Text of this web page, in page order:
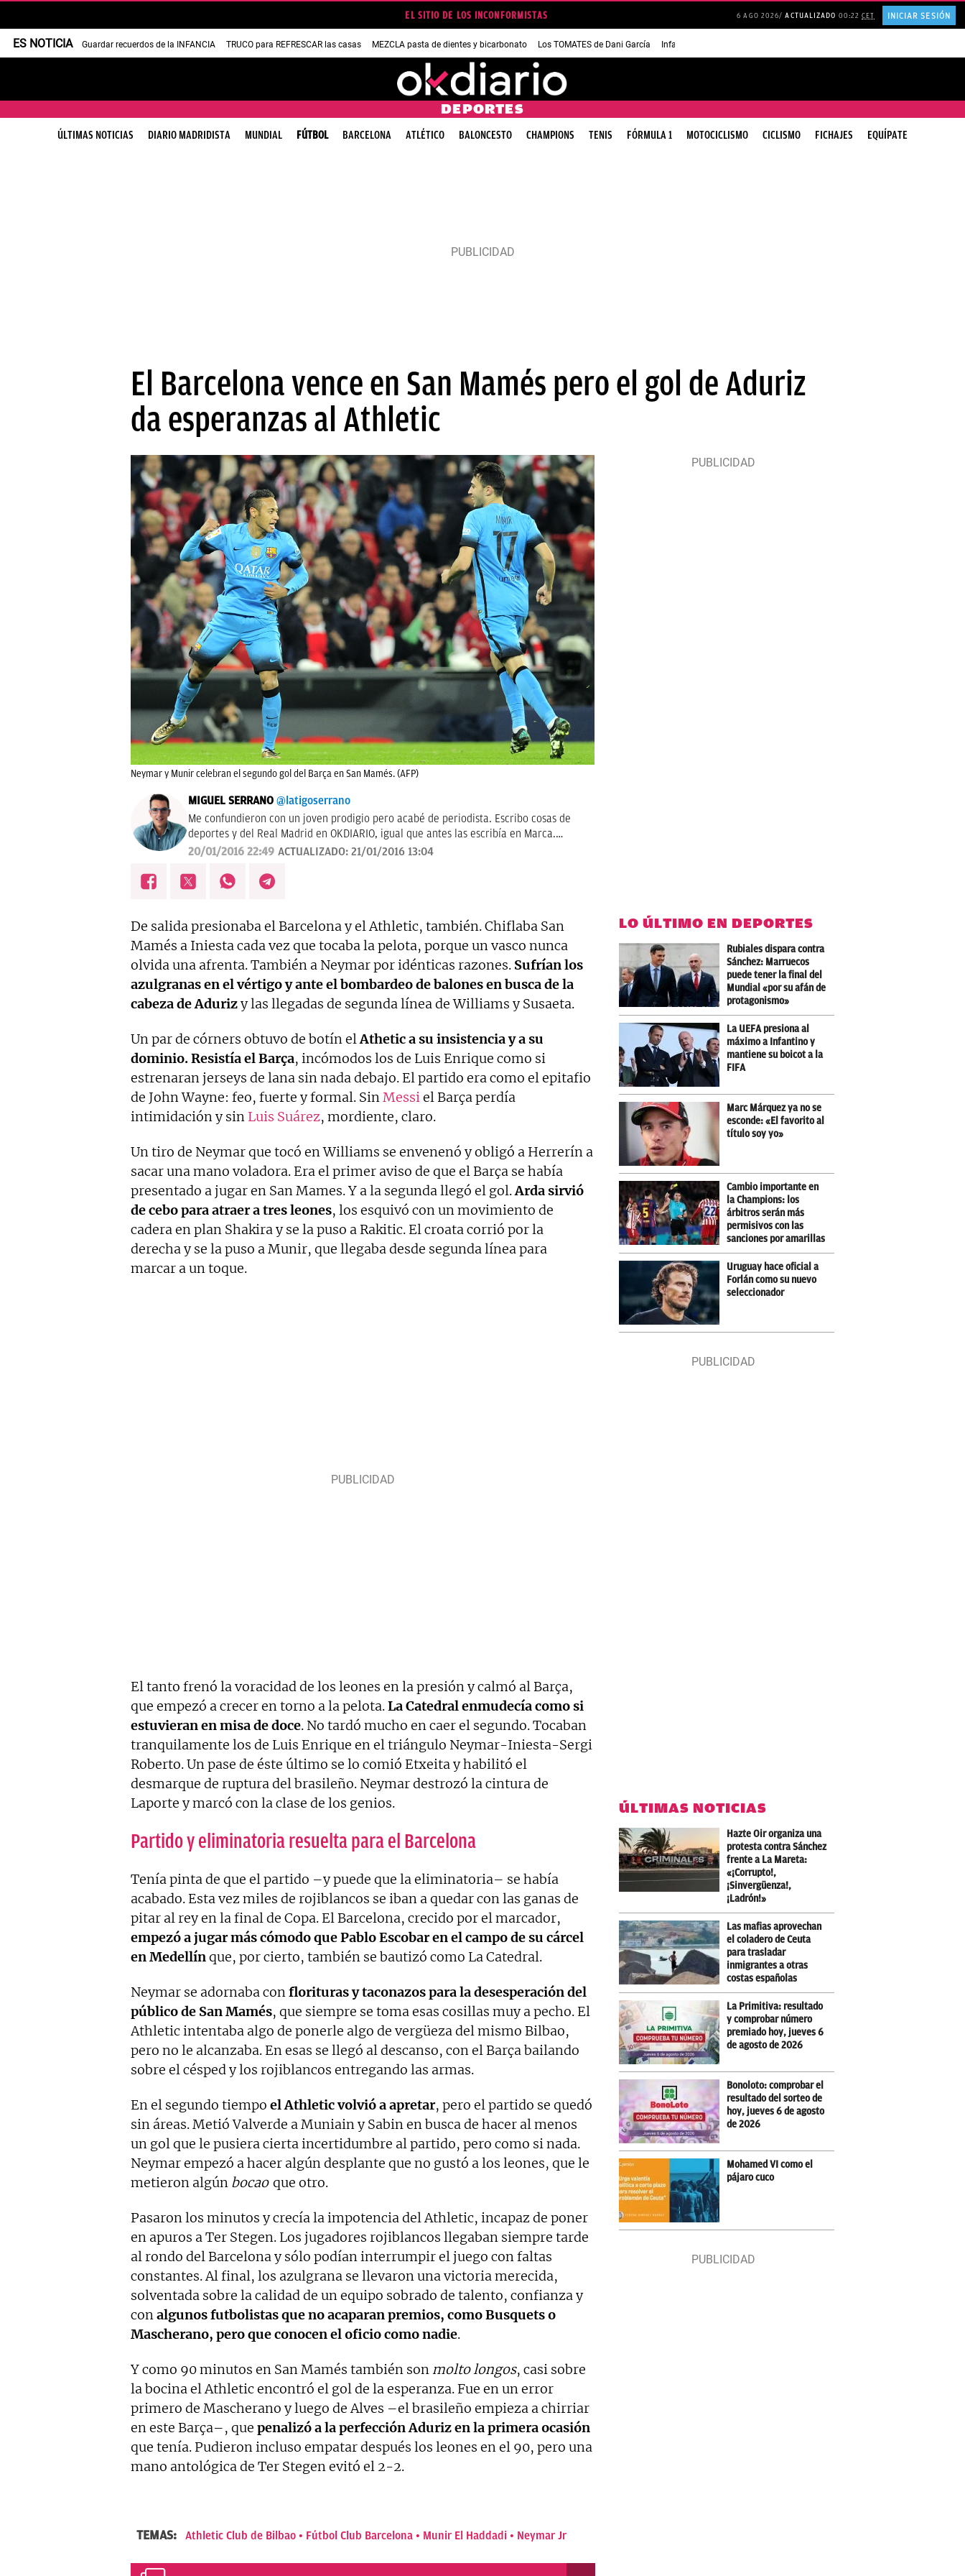
EL SITIO DE LOS INCONFORMISTAS 6 AGO 2026 ACTUALIZADO 00:22CET INICIAR SESIÓN
ES NOTICIA Guardar recuerdos de la INFANCIA TRUCO para REFRESCAR las casas MEZCLA pasta de dientes y bicarbonato Los TOMATES de Dani García Infancia AMANCIO ORTEGA
DEPORTES
ÚLTIMAS NOTICIAS DIARIO MADRIDISTA MUNDIAL FÚTBOL BARCELONA ATLÉTICO BALONCESTO CHAMPIONS TENIS FÓRMULA 1 MOTOCICLISMO CICLISMO FICHAJES EQUÍPATE
El Barcelona vence en San Mamés pero el gol de Aduriz
da esperanzas al Athletic
Neymar y Munir celebran el segundo gol del Barça en San Mamés. (AFP)
MIGUEL SERRANO @latigoserrano
Me confundieron con un joven prodigio pero acabé de periodista. Escribo cosas de
deportes y del Real Madrid en OKDIARIO, igual que antes las escribía en Marca.
También a veces hablo por la radio y casi siempre sin decir palabrotas. Soy bastante
20/01/2016 22:49 ACTUALIZADO: 21/01/2016 13:04
De salida presionaba el Barcelona y el Athletic, también. Chiflaba San
Mamés a Iniesta cada vez que tocaba la pelota, porque un vasco nunca
olvida una afrenta. También a Neymar por idénticas razones. Sufrían los
azulgranas en el vértigo y ante el bombardeo de balones en busca de la
cabeza de Adurizy las llegadas de segunda línea de Williams y Susaeta.
Un par de córners obtuvo de botín elAthetic a su insistencia y a su
dominio. Resistía el Barça, incómodos los de Luis Enrique como si
estrenaran jerseys de lana sin nada debajo. El partido era como el epitafio
de John Wayne: feo, fuerte y formal. SinMessiel Barça perdía
intimidación y sin Luis Suárez, mordiente, claro.
Un tiro de Neymar que tocó en Williams se envenenó y obligó a Herrerín a
sacar una mano voladora. Era el primer aviso de que el Barça se había
presentado a jugar en San Mames. Y a la segunda llegó el gol.Arda sirvió
de cebo para atraer a tres leones, los esquivó con un movimiento de
cadera en plan Shakira y se la puso a Rakitic. El croata corrió por la
derecha y se la puso a Munir, que llegaba desde segunda línea para
marcar a un toque.
El tanto frenó la voracidad de los leones en la presión y calmó al Barça,
que empezó a crecer en torno a la pelota.La Catedral enmudecía como si
estuvieran en misa de doce. No tardó mucho en caer el segundo. Tocaban
tranquilamente los de Luis Enrique en el triángulo Neymar-Iniesta-Sergi
Roberto. Un pase de éste último se lo comió Etxeita y habilitó el
desmarque de ruptura del brasileño. Neymar destrozó la cintura de
Laporte y marcó con la clase de los genios.
Partido y eliminatoria resuelta para el Barcelona
Tenía pinta de que el partido –y puede que la eliminatoria– se había
acabado. Esta vez miles de rojiblancos se iban a quedar con las ganas de
pitar al rey en la final de Copa. El Barcelona, crecido por el marcador,
empezó a jugar más cómodo que Pablo Escobar en el campo de su cárcel
en Medellínque, por cierto, también se bautizó como La Catedral.
Neymar se adornaba conflorituras y taconazos para la desesperación del
público de San Mamés, que siempre se toma esas cosillas muy a pecho. El
Athletic intentaba algo de ponerle algo de vergüeza del mismo Bilbao,
pero no le alcanzaba. En esas se llegó al descanso, con el Barça bailando
sobre el césped y los rojiblancos entregando las armas.
En el segundo tiempo el Athletic volvió a apretar, pero el partido se quedó
sin áreas. Metió Valverde a Muniain y Sabin en busca de hacer al menos
un gol que le pusiera cierta incertidumbre al partido, pero como si nada.
Neymar empezó a hacer algún desplante que no gustó a los leones, que le
metieron algún bocao que otro.
Pasaron los minutos y crecía la impotencia del Athletic, incapaz de poner
en apuros a Ter Stegen. Los jugadores rojiblancos llegaban siempre tarde
al rondo del Barcelona y sólo podían interrumpir el juego con faltas
constantes. Al final, los azulgrana se llevaron una victoria merecida,
solventada sobre la calidad de un equipo sobrado de talento, confianza y
conalgunos futbolistas que no acaparan premios, como Busquets o
Mascherano, pero que conocen el oficio como nadie.
Y como 90 minutos en San Mamés también son molto longos, casi sobre
la bocina el Athletic encontró el gol de la esperanza. Fue en un error
primero de Mascherano y luego de Alves –el brasileño empieza a chirriar
en este Barça–, que penalizó a la perfección Aduriz en la primera ocasión
que tenía. Pudieron incluso empatar después los leones en el 90, pero una
mano antológica de Ter Stegen evitó el 2-2.
TEMAS: Athletic Club de Bilbao Fútbol Club Barcelona Munir El Haddadi Neymar Jr
LO ÚLTIMO EN DEPORTES
Rubiales dispara contra
Sánchez: Marruecos
puede tener la final del
Mundial «por su afán de
protagonismo»
La UEFA presiona al
máximo a Infantino y
mantiene su boicot a la
FIFA
Marc Márquez ya no se
esconde: «El favorito al
título soy yo»
Cambio importante en
la Champions: los
árbitros serán más
permisivos con las
sanciones por amarillas
Uruguay hace oficial a
Forlán como su nuevo
seleccionador
ÚLTIMAS NOTICIAS
Hazte Oir organiza una
protesta contra Sánchez
frente a La Mareta:
«¡Corrupto!,
¡Sinvergüenza!,
¡Ladrón!»
Las mafias aprovechan
el coladero de Ceuta
para trasladar
inmigrantes a otras
costas españolas
La Primitiva: resultado
y comprobar número
premiado hoy, jueves 6
de agosto de 2026
Bonoloto: comprobar el
resultado del sorteo de
hoy, jueves 6 de agosto
de 2026
Mohamed VI como el
pájaro cuco